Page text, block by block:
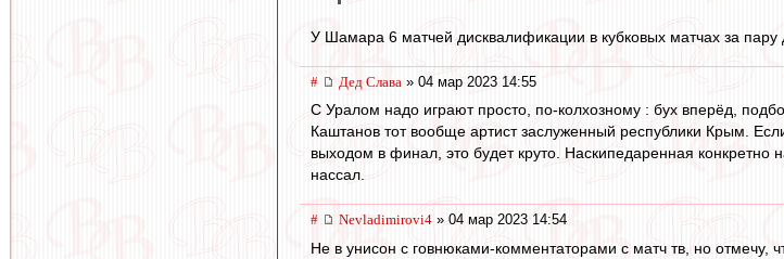
У Шамара 6 матчей дисквалификации в кубковых матчах за
# Дед Слава » 04 мар 2023 14:55
С Уралом надо играют просто, по-колхозному : бух вперёд,
Каштанов тот вообще артист заслуженный республики Крым.
выходом в финал, это будет круто. Наскипедаренная
нассал.
# Nevladimirovi4 » 04 мар 2023 14:54
Не в унисон с говнюками-комментаторами с матч тв, но